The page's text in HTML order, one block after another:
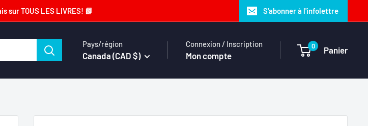
sur TOUS LES LIVRES! 📗 S'abonner à l'infolettre
Pays/région
Canada (CAD $)
Connexion / Inscription
Mon compte
0 Panier